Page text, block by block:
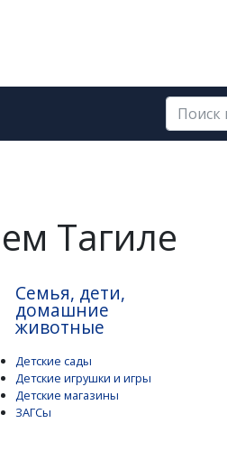
Тагиле
Семья, дети,
домашние
животные
Детские сады
Детские игрушки и игры
Детские магазины
ЗАГСы